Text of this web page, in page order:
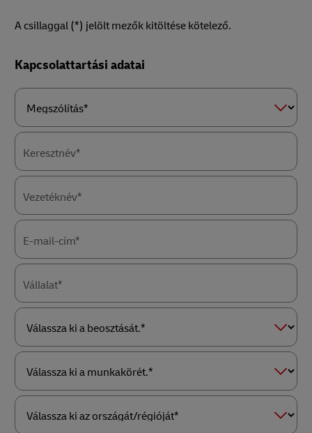
A csillaggal (*) jelölt mezők kitöltése kötelező.
Kapcsolattartási adatai
Megszólítás*
Keresztnév*
Vezetéknév*
E-mail-cím*
Vállalat*
Válassza
ki
beosztását.*
Válassza
ki
munkakörét.*